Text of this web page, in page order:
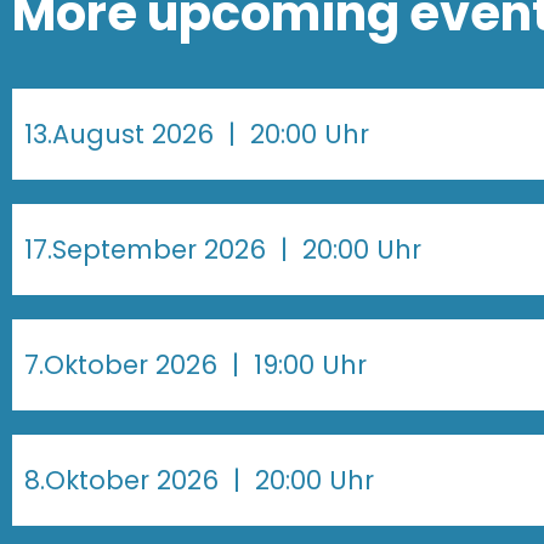
13.August 2026 | 20:00 Uhr
17.September 2026 | 20:00 Uhr
7.Oktober 2026 | 19:00 Uhr
8.Oktober 2026 | 20:00 Uhr